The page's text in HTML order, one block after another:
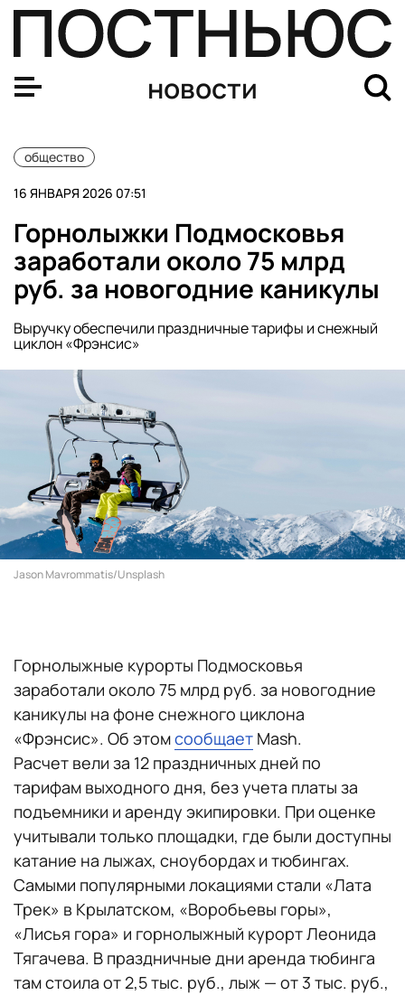
новости
общество
16 ЯНВАРЯ 2026 07:51
Горнолыжки Подмосковья
заработали около 75 млрд
руб. за новогодние каникулы
Выручку обеспечили праздничные тарифы и снежный
циклон «Фрэнсис»
Jason Mavrommatis/Unsplash
Горнолыжные курорты Подмосковья
заработали около 75 млрд руб. за новогодние
каникулы на фоне снежного циклона
«Фрэнсис». Об этомсообщает Mash.
Расчет вели за 12 праздничных дней по
тарифам выходного дня, без учета платы за
подъемники и аренду экипировки. При оценке
учитывали только площадки, где были доступны
катание на лыжах, сноубордах и тюбингах.
Самыми популярными локациями стали «Лата
Трек» в Крылатском, «Воробьевы горы»,
«Лисья гора» и горнолыжный курорт Леонида
Тягачева. В праздничные дни аренда тюбинга
там стоила от 2,5 тыс. руб., лыж — от 3 тыс. руб.,
Трафик ТЦ в Москве упал на 6% из-за рекордных